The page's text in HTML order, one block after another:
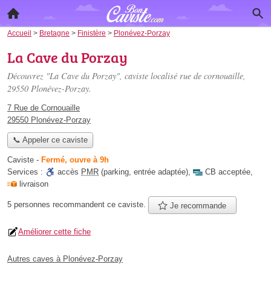
Accueil > Bretagne > Finistère > Plonévez-Porzay
La Cave du Porzay
Découvrez "La Cave du Porzay", caviste localisé rue de cornouaille,
29550 Plonévez-Porzay.
7 Rue de Cornouaille
29550 Plonévez-Porzay
📞 Appeler ce caviste
Caviste - Fermé, ouvre à 9h
Services :
accès PMR (parking, entrée adaptée), CB acceptée,
livraison
5 personnes recommandent ce caviste. Je recommande
Améliorer cette fiche
Autres caves à Plonévez-Porzay